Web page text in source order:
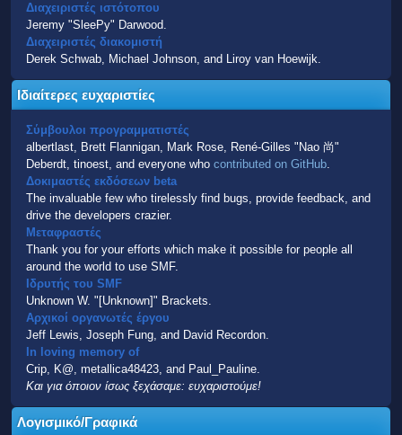
Διαχειριστές ιστότοπου
Jeremy "SleePy" Darwood.
Διαχειριστές διακομιστή
Derek Schwab, Michael Johnson, and Liroy van Hoewijk.
Ιδιαίτερες ευχαριστίες
Σύμβουλοι προγραμματιστές
albertlast, Brett Flannigan, Mark Rose, René-Gilles "Nao 尚"
Deberdt, tinoest, and everyone who contributed on GitHub.
Δοκιμαστές εκδόσεων beta
The invaluable few who tirelessly find bugs, provide feedback, and
drive the developers crazier.
Μεταφραστές
Thank you for your efforts which make it possible for people all
around the world to use SMF.
Ιδρυτής του SMF
Unknown W. "[Unknown]" Brackets.
Αρχικοί οργανωτές έργου
Jeff Lewis, Joseph Fung, and David Recordon.
In loving memory of
Crip, K@, metallica48423, and Paul_Pauline.
Και για όποιον ίσως ξεχάσαμε: ευχαριστούμε!
Λογισμικό/Γραφικά